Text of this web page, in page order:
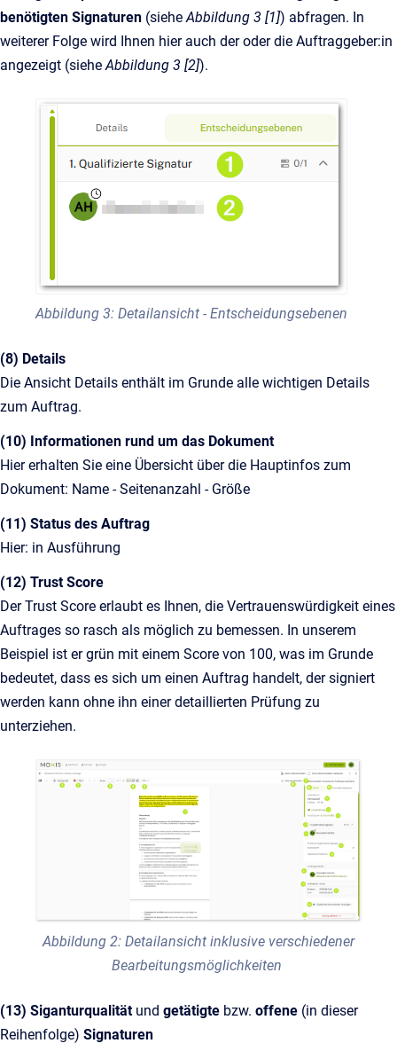
benötigten Signaturen (siehe Abbildung 3 [1]) abfragen. In
weiterer Folge wird Ihnen hier auch der oder die Auftraggeber:in
angezeigt (siehe Abbildung 3 [2]).
Abbildung 3: Detailansicht - Entscheidungsebenen
(8) Details
Die Ansicht Details enthält im Grunde alle wichtigen Details
zum Auftrag.
(10) Informationen rund um das Dokument
Hier erhalten Sie eine Übersicht über die Hauptinfos zum
Dokument: Name - Seitenanzahl - Größe
(11) Status des Auftrag
Hier: in Ausführung
(12) Trust Score
Der Trust Score erlaubt es Ihnen, die Vertrauenswürdigkeit eines
Auftrages so rasch als möglich zu bemessen. In unserem
Beispiel ist er grün mit einem Score von 100, was im Grunde
bedeutet, dass es sich um einen Auftrag handelt, der signiert
werden kann ohne ihn einer detaillierten Prüfung zu
unterziehen.
Abbildung 2: Detailansicht inklusive verschiedener
Bearbeitungsmöglichkeiten
(13) Siganturqualität und getätigte bzw. offene (in dieser
Reihenfolge) Signaturen